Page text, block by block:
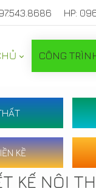
HP:
CÔNG
KỀ
KẾ NỘI